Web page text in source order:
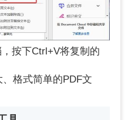
按下Ctrl+V将复制的
格式简单的PDF文